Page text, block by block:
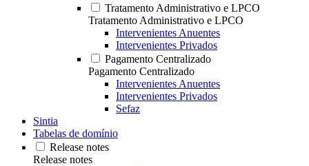
Tratamento Administrativo e LPCO
Tratamento Administrativo e LPCO
Intervenientes Anuentes
Intervenientes Privados
Pagamento Centralizado
Pagamento Centralizado
Intervenientes Anuentes
Intervenientes Privados
Sefaz
Sintia
Tabelas de domínio
Release notes
Release notes